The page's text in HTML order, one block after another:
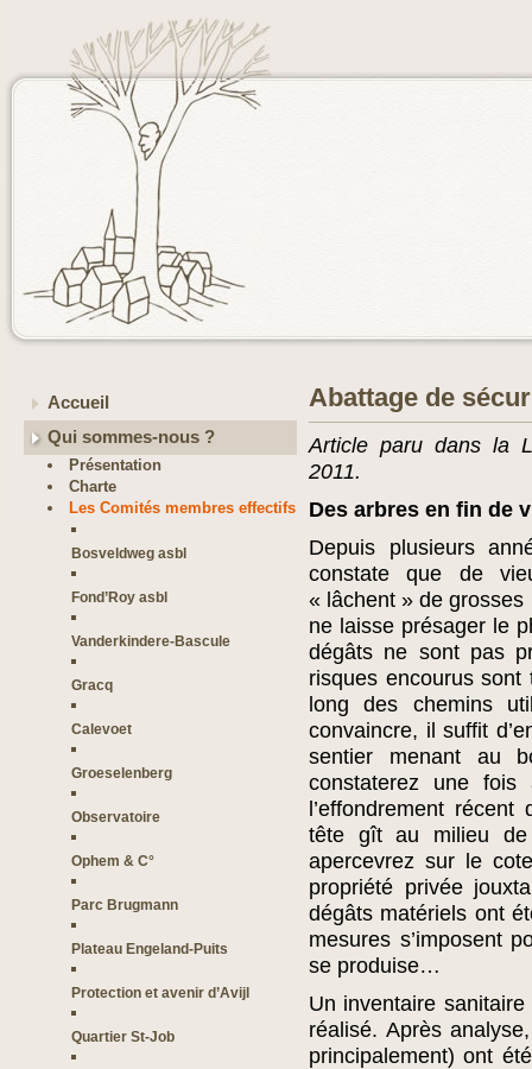
Accueil
Qui sommes-nous ?
Présentation
Charte
Les Comités membres effectifs
Bosveldweg asbl
Fond’Roy asbl
Vanderkindere-Bascule
Gracq
Calevoet
Groeselenberg
Observatoire
Ophem & C°
Parc Brugmann
Plateau Engeland-Puits
Protection et avenir d’Avijl
Quartier St-Job
Abattage de
Article paru dans la
2011.
Des arbres en fin de
Depuis plusieurs
constate que de
« lâchent » de grosses
ne laisse présager le
dégâts ne sont pas
risques encourus
long des chemins
convaincre, il suffit
sentier menant au
constaterez une
l’effondrement
tête gît au milieu
apercevrez sur le
propriété privée
dégâts matériels ont
mesures s’imposent
se produise…
Un inventaire
réalisé. Après
principalement) ont